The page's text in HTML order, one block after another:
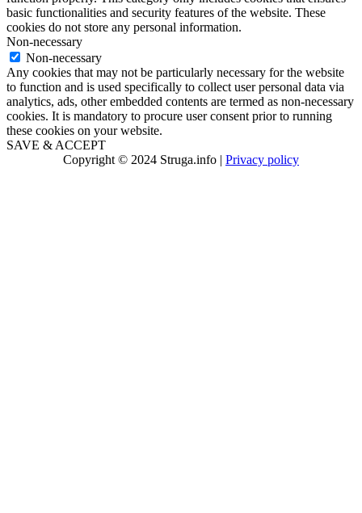
basic functionalities and security features of the website. These
cookies do not store any personal information.
Non-necessary
Non-necessary
Any cookies that may not be particularly necessary for the website
to function and is used specifically to collect user personal data via
analytics, ads, other embedded contents are termed as non-necessary
cookies. It is mandatory to procure user consent prior to running
these cookies on your website.
SAVE & ACCEPT
Copyright © 2024 Struga.info | Privacy policy